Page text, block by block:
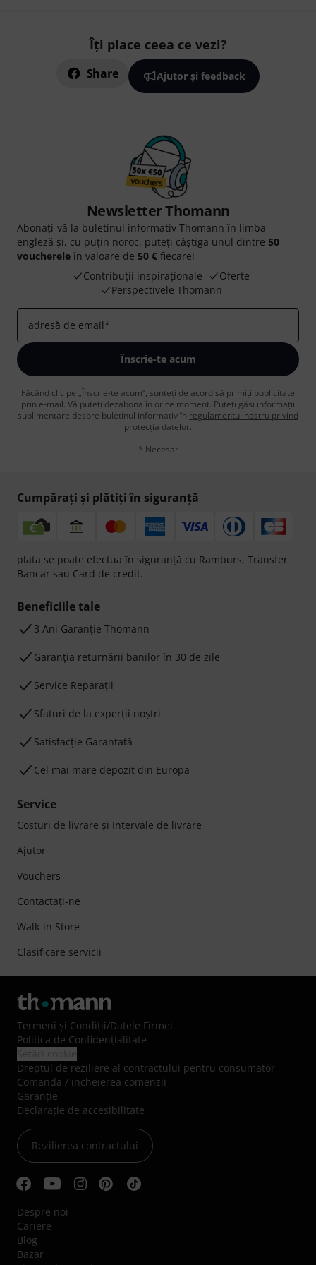
Îți place ceea ce vezi?
Share Ajutor și feedback
Newsletter Thomann
Abonați-vă la buletinul informativ Thomann în limba
engleză și, cu puțin noroc, puteți câștiga unul dintre 50
voucherele în valoare de 50 € fiecare!
Contribuții inspiraționale
Oferte
Perspectivele Thomann
adresă de email*
Înscrie-te acum
Făcând clic pe „Înscrie-te acum”, sunteți de acord să primiți publicitate
prin e-mail. Vă puteți dezabona în orice moment. Puteți găsi informații
suplimentare despre buletinul informativ în regulamentul nostru privind
protecția datelor.
* Necesar
Cumpărați și plătiți în siguranță
plata se poate efectua în siguranță cu Ramburs, Transfer
Bancar sau Card de credit.
Beneficiile tale
3 Ani Garanție Thomann
Garanţia returnării banilor în 30 de zile
Service Reparații
Sfaturi de la experții noștri
Satisfacție Garantată
Cel mai mare depozit din Europa
Service
Costuri de livrare şi Intervale de livrare
Ajutor
Vouchers
Contactaţi-ne
Walk-in Store
Clasificare servicii
Termeni şi Condiţii/Datele Firmei
Politica de Confidenţialitate
Dreptul de reziliere al contractului pentru consumator
Comanda / incheierea comenzii
Garanție
Declarație de accesibilitate
Rezilierea contractului
Despre noi
Cariere
Blog
Bazar